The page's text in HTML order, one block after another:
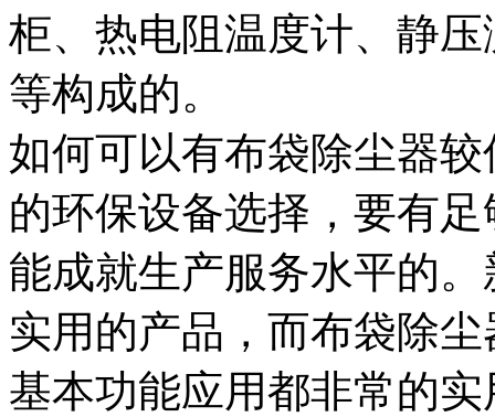
柜、热电阻温度计、静
等构成的。
如何可以有布袋除尘器
的环保设备选择，要有
能成就生产服务水平的
实用的产品，而布袋除
基本功能应用都非常的